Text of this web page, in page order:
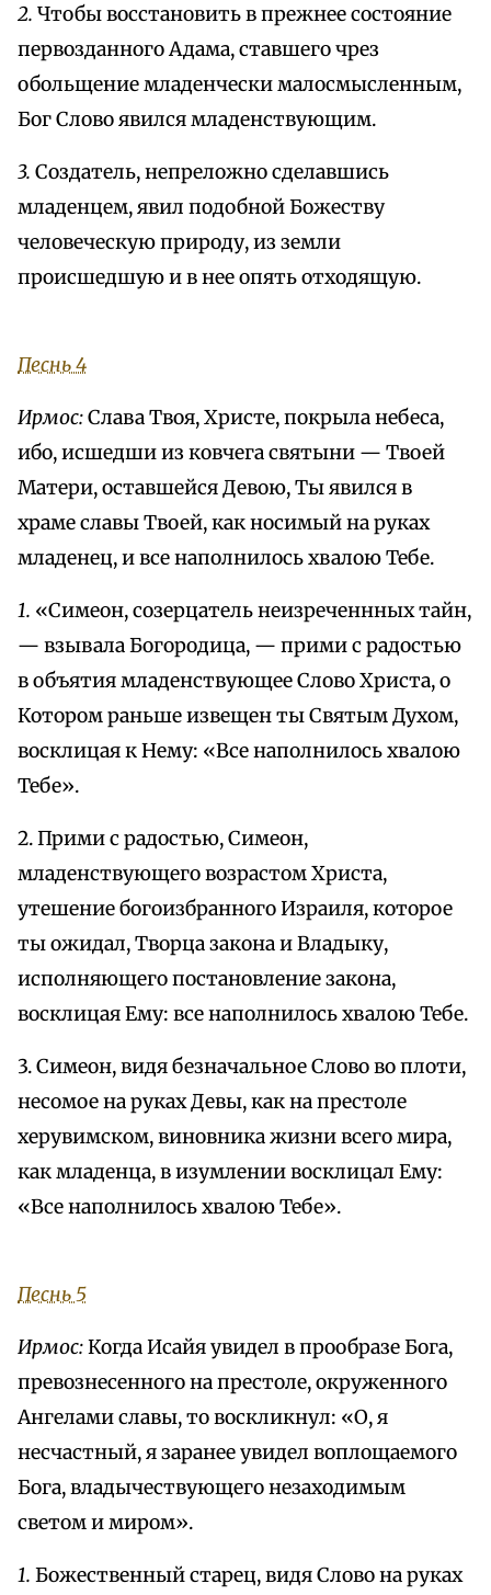
2. Чтобы восстановить в прежнее состояние
первозданного Адама, ставшего чрез
обольщение младенчески малосмысленным,
Бог Слово явился младенствующим.
3. Создатель, непреложно сделавшись
младенцем, явил подобной Божеству
человеческую природу, из земли
происшедшую и в нее опять отходящую.
Песнь 4
Ирмос:Слава Твоя, Христе, покрыла небеса,
ибо, исшедши из ковчега святыни — Твоей
Матери, оставшейся Девою, Ты явился в
храме славы Твоей, как носимый на руках
младенец, и все наполнилось хвалою Тебе.
1. «Симеон, созерцатель неизреченнных тайн,
— взывала Богородица, — прими с радостью
в объятия младенствующее Слово Христа, о
Котором раньше извещен ты Святым Духом,
восклицая к Нему: «Все наполнилось хвалою
Тебе».
2. Прими с радостью, Симеон,
младенствующего возрастом Христа,
утешение богоизбранного Израиля, которое
ты ожидал, Творца закона и Владыку,
исполняющего постановление закона,
восклицая Ему: все наполнилось хвалою Тебе.
3. Симеон, видя безначальное Слово во плоти,
несомое на руках Девы, как на престоле
херувимском, виновника жизни всего мира,
как младенца, в изумлении восклицал Ему:
«Все наполнилось хвалою Тебе».
Песнь 5
Ирмос:Когда Исайя увидел в прообразе Бога,
превознесенного на престоле, окруженного
Ангелами славы, то воскликнул: «О, я
несчастный, я заранее увидел воплощаемого
Бога, владычествующего незаходимым
светом и миром».
1. Божественный старец, видя Слово на руках